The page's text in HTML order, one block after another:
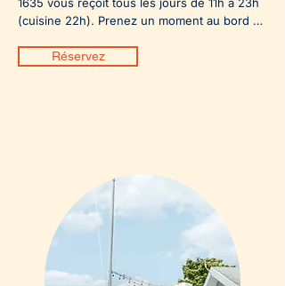
(cuisine 22h). Prenez un moment au bord du
autres espaces gratuits à courte distance de
QUAI 1635 de Cap-Rouge, 40 places.
Parc Jean-Déry, 65 places.
Église de Cap-Rouge, 100 places (durée de
Réservez